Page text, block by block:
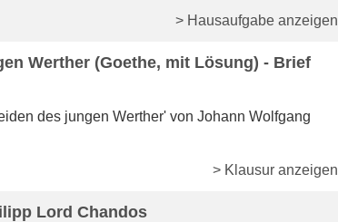
> Hausaufgabe anzeigen
Werther (Goethe, mit Lösung) - Brief
des jungen Werther' von Johann Wolfgang
> Klausur anzeigen
Lord Chandos